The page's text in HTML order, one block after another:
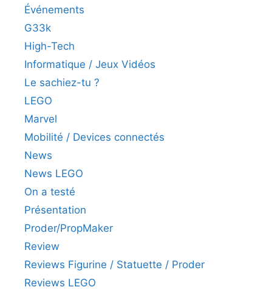
Événements
G33k
High-Tech
Informatique / Jeux Vidéos
Le sachiez-tu ?
LEGO
Marvel
Mobilité / Devices connectés
News
News LEGO
On a testé
Présentation
Proder/PropMaker
Review
Reviews Figurine / Statuette / Proder
Reviews LEGO